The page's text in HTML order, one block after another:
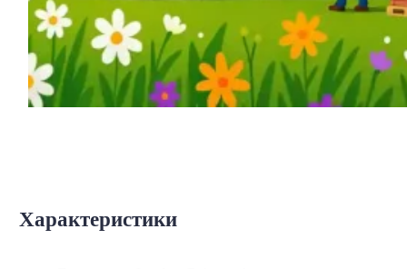
Характеристики